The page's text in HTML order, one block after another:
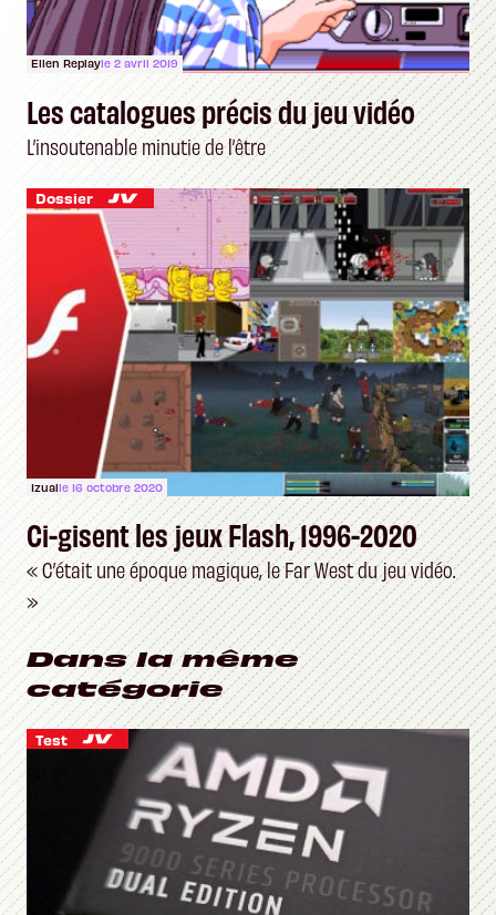
Ellen Replayle 2 avril 2019
Les catalogues précis du jeu vidéo
L’insoutenable minutie de l’être
Dossier
Izualle 16 octobre 2020
Ci-gisent les jeux Flash, 1996-2020
« C’était une époque magique, le Far West du jeu vidéo.
»
Dans la même
catégorie
Test